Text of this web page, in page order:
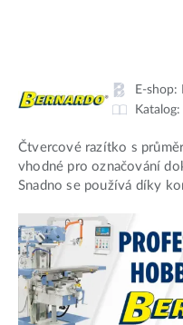
E-shop:
Katalog:
Čtvercové razítko s
vhodné pro označování
Snadno se používá díky